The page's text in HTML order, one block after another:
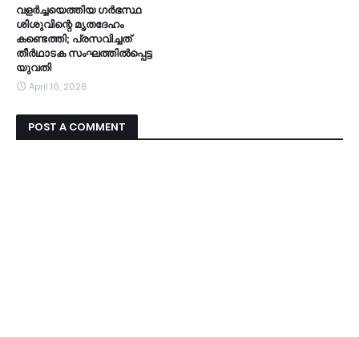
വളര്‍ച്ചയെത്തിയ ഗര്‍ഭസ്ഥ
ശിശുവിന്റെ മൃതദേഹം
കണ്ടെത്തി; പ്രസവിച്ചത്
തീര്‍ഥാടക സംഘത്തില്‍പ്പെട്ട
യുവതി
April 16, 2026
POST A COMMENT